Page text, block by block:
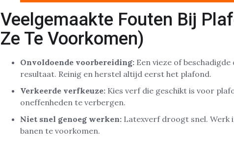
Veelgemaakte Fouten Bij
Ze Te Voorkomen)
Onvoldoende voorbereiding: Een vieze of
resultaat. Reinig en herstel altijd eerst het plafond.
Verkeerde verfkeuze: Kies verf die geschikt is voor
oneffenheden te verbergen.
Niet snel genoeg werken: Latexverf droogt snel. Werk
banen te voorkomen.